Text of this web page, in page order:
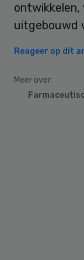
uitgebouwd
Reageer op dit
Meer over: